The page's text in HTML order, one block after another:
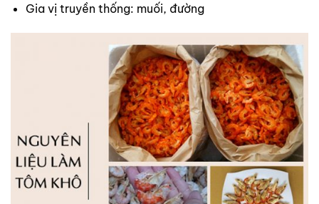
Gia vị truyền thống: muối, đường